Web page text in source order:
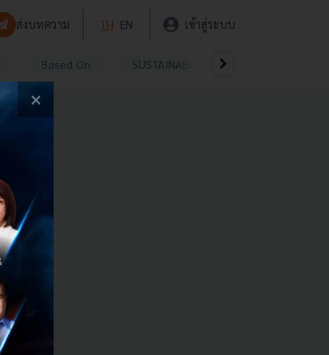
ส่งบทความ TH EN เข้าสู่ระบบ
Based On SUSTAINABLE
×